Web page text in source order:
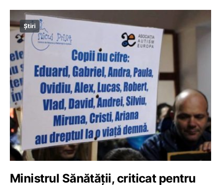
Știri
Ministrul Sănătății, criticat pentru